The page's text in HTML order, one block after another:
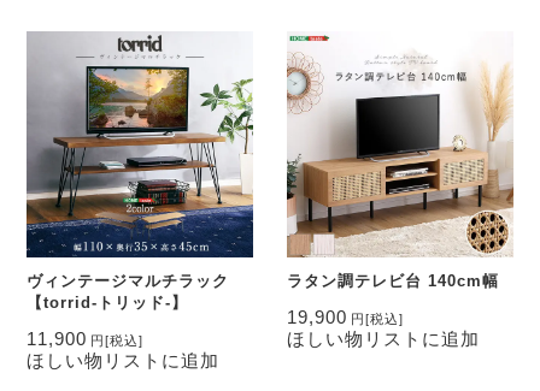
ヴィンテージマルチラック
【torrid-トリッド-】
11,900 円[税込]
ほしい物リストに追加
ラタン調テレビ台 140cm幅
19,900 円[税込]
ほしい物リストに追加